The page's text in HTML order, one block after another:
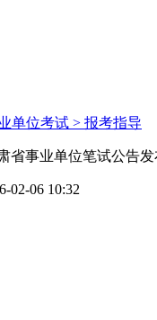
单位考试 > 报考指导
省事业单位笔试公告
02-06 10:32